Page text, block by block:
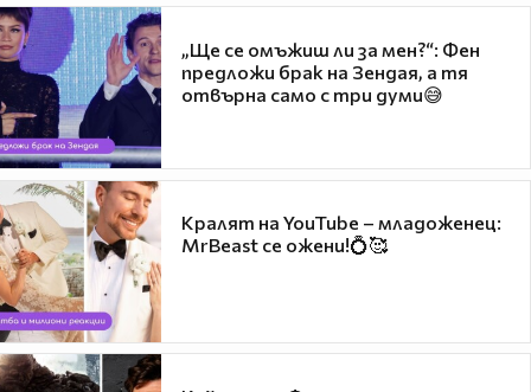
„Ще се омъжиш ли за мен?“: Фен
предложи брак на Зендая, а тя
отвърна само с три думи😅
Кралят на YouTube – младоженец:
MrBeast се ожени!💍🥰